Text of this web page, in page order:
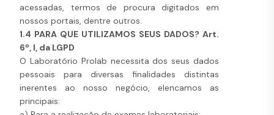
acessadas, termos de procura digitados em
nossos portais, dentre outros.
1.4 PARA QUE UTILIZAMOS SEUS DADOS? Art.
6º, I, da LGPD
O Laboratório Prolab necessita dos seus dados
pessoais para diversas finalidades distintas
inerentes ao nosso negócio, elencamos as
principais: